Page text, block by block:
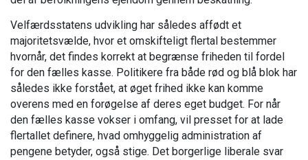
Velfærdsstatens udvikling har således affødt et
majoritetsvælde, hvor et omskifteligt flertal bestemmer
hvornår, det findes korrekt at begrænse friheden til fordel
for den fælles kasse. Politikere fra både rød og blå blok har
således ikke forstået, at øget frihed ikke kan komme
overens med en forøgelse af deres eget budget. For når
den fælles kasse vokser i omfang, vil presset for at lade
flertallet definere, hvad omhyggelig administration af
pengene betyder, også stige. Det borgerlige liberale svar